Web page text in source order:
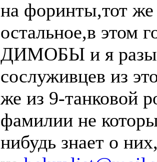
на форинты,тот же
остальное,в этом
ДИМОБЫ и я
сослуживцев из
же из 9-танковой
фамилии не
нибудь знает о